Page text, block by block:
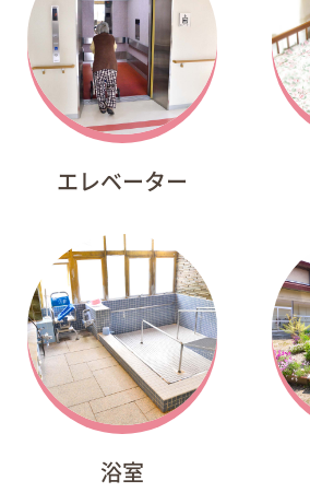
エレベーター
浴室